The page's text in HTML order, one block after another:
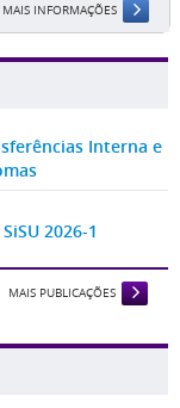
MAIS INFORMAÇÕES
Interna e
2026-1
MAIS PUBLICAÇÕES